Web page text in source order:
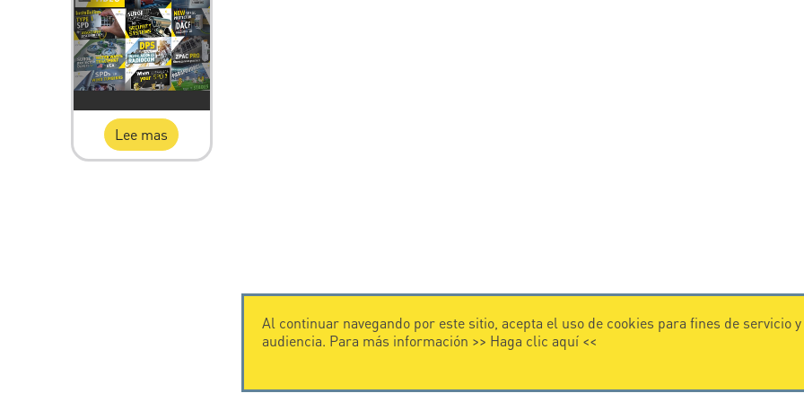
Lee mas
Al continuar navegando por este sitio, acepta el uso de cookies para fines de servicio
audiencia. Para más información >> Haga clic aquí<<